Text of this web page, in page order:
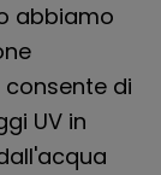
abbiamo
di
UV in